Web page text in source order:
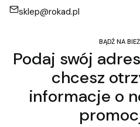
sklep@rokad.pl
BĄDŹ NA
Podaj swój
chcesz
informacje o